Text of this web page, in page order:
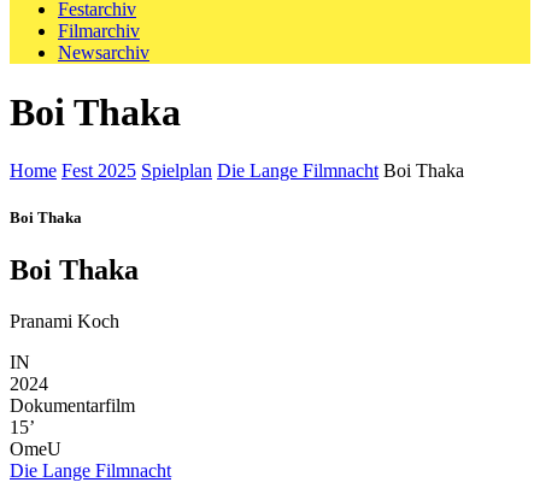
Festarchiv
Filmarchiv
Newsarchiv
Boi Thaka
Home Fest 2025 Spielplan Die Lange Filmnacht Boi Thaka
Boi Thaka
Boi Thaka
Pranami Koch
IN
2024
Dokumentarfilm
15’
OmeU
Die Lange Filmnacht